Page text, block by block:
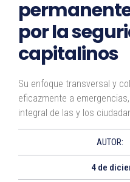
por la
capitalinos
Su enfoque transversal y
eficazmente a
integral de las y los
AUTOR:
4 de